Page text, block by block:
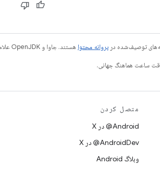
توصیف‌شده در پروانه محتوا هستند. جاوا و OpenJDK علامت‌های تجاری یا علامت‌های تجاری ثبت‌شده Oracle و/یا وابسته‌های آن هستند.
متصل کردن
‫‎@Android در X
‫‎@AndroidDev در X
وبلاگ Android